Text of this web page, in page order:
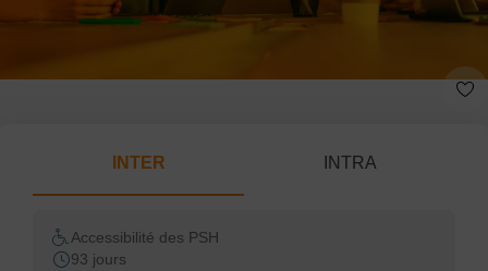
INTER INTRA
Accessibilité des PSH
93 jours